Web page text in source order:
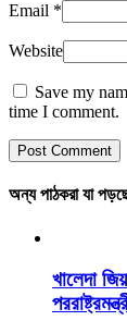
Email *
Website
Save my
time I comment.
অন্য পাঠকরা যা
খালেদা